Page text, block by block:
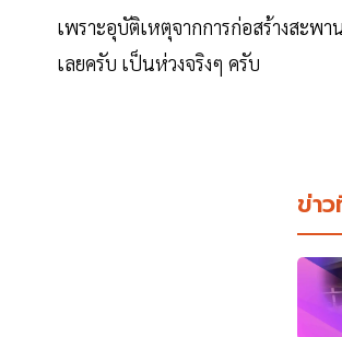
เพราะอุบัติเหตุจากการก่อสร้างสะพ
เลยครับ เป็นห่วงจริงๆ ครับ
ข่า